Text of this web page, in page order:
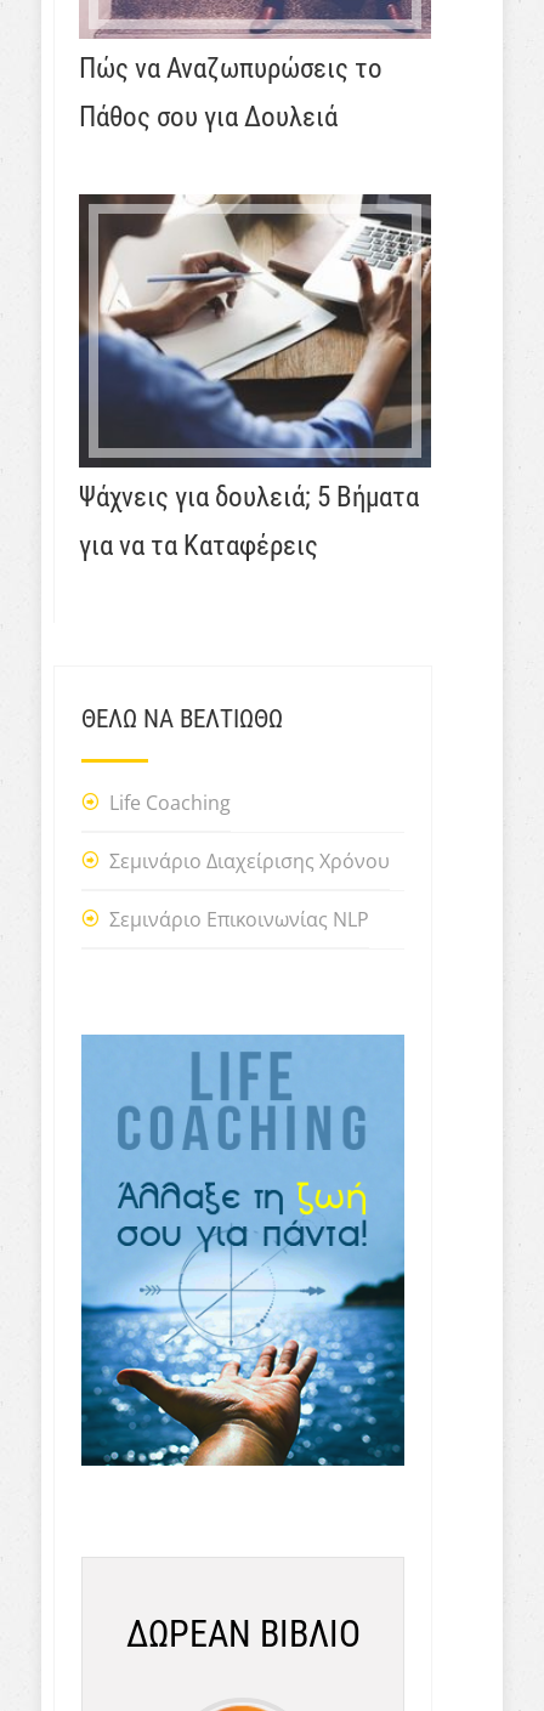
Πώς να Αναζωπυρώσεις το
Πάθος σου για Δουλειά
Ψάχνεις για δουλειά; 5 Βήματα
για να τα Καταφέρεις
ΘΕΛΩ ΝΑ ΒΕΛΤΙΩΘΩ
Life Coaching
Σεμινάριο Διαχείρισης Χρόνου
Σεμινάριο Επικοινωνίας NLP
ΔΩΡΕΑΝ ΒΙΒΛΙΟ